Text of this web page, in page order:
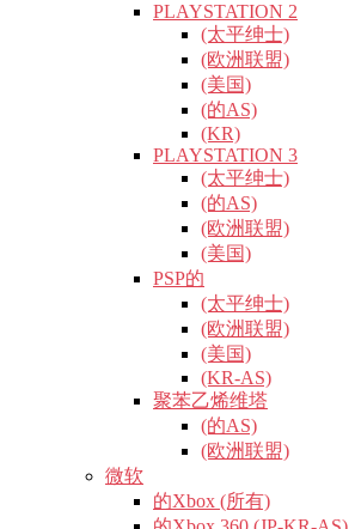
PLAYSTATION 2
(太平绅士)
(欧洲联盟)
(美国)
(的AS)
(KR)
PLAYSTATION 3
(太平绅士)
(的AS)
(欧洲联盟)
(美国)
PSP的
(太平绅士)
(欧洲联盟)
(美国)
(KR-AS)
聚苯乙烯维塔
(的AS)
(欧洲联盟)
微软
的Xbox (所有)